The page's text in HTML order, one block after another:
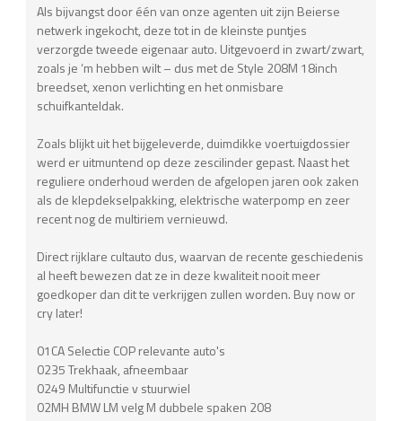
Als bijvangst door één van onze agenten uit zijn Beierse
netwerk ingekocht, deze tot in de kleinste puntjes
verzorgde tweede eigenaar auto. Uitgevoerd in zwart/zwart,
zoals je ‘m hebben wilt – dus met de Style 208M 18inch
breedset, xenon verlichting en het onmisbare
schuifkanteldak.
Zoals blijkt uit het bijgeleverde, duimdikke voertuigdossier
werd er uitmuntend op deze zescilinder gepast. Naast het
reguliere onderhoud werden de afgelopen jaren ook zaken
als de klepdekselpakking, elektrische waterpomp en zeer
recent nog de multiriem vernieuwd.
Direct rijklare cultauto dus, waarvan de recente geschiedenis
al heeft bewezen dat ze in deze kwaliteit nooit meer
goedkoper dan dit te verkrijgen zullen worden. Buy now or
cry later!
01CA Selectie COP relevante auto's
0235 Trekhaak, afneembaar
0249 Multifunctie v stuurwiel
02MH BMW LM velg M dubbele spaken 208